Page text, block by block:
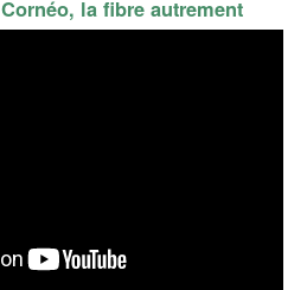
Cornéo, la fibre autrement